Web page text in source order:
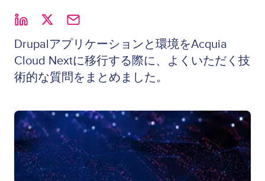
Drupalアプリケーションと環境をAcquia
Cloud Nextに移行する際に、よくいただく技
術的な質問をまとめました。